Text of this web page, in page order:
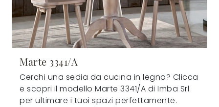
Marte 3341/A
Cerchi una sedia da cucina in legno? Clicca
e scopri il modello Marte 3341/A di Imba Srl
per ultimare i tuoi spazi perfettamente.